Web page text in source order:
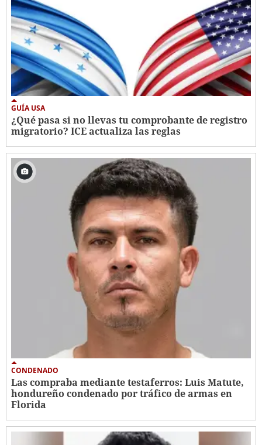
GUÍA USA
¿Qué pasa si no llevas tu comprobante de registro
migratorio? ICE actualiza las reglas
CONDENADO
Las compraba mediante testaferros: Luis Matute,
hondureño condenado por tráfico de armas en
Florida